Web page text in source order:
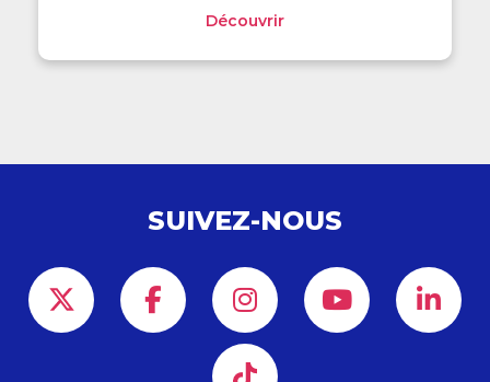
Découvrir
SUIVEZ-NOUS